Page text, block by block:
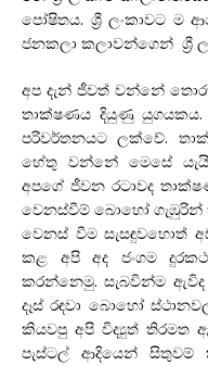
පෝෂිතය. ශ්‍රී ලංකාවට ම
ජනකලා කලාවන්ගෙන් ශ්‍රී
අප දැන් ජීවත් වන්නේ
තාක්ෂණය දියුණු යුගයකය.
පරිවර්තනයට ලක්වේ.
හේතු වන්නේ මෙසේ යැයි
අපගේ ජීවන රටාවද
වෙනස්වීම් බොහෝ ගැඹුරින්
වෙනස් වීම සැසඳුවහොත්
කළ අපි අද ජංගම
කරන්නෙමු. සැබවින්ම ඇවිද
දෑස් රඳවා බොහෝ
කියවපු අපි විද්‍යුත් තිරමත
පැස්ටල් ආදියෙන්